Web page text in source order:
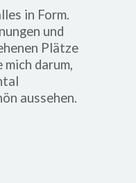
in Form.
und
Plätze
mich darum,
aussehen.